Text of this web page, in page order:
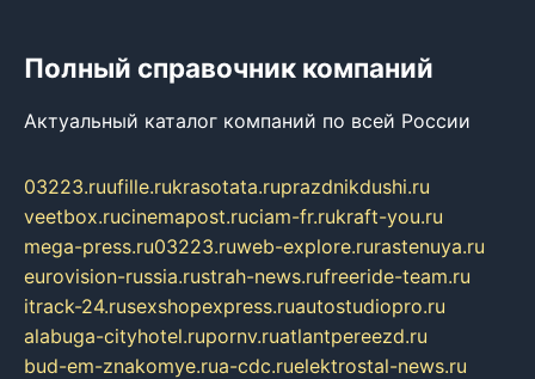
Полный справочник компаний
Актуальный каталог компаний по всей России
03223.ruufille.rukrasotata.ruprazdnikdushi.ru
veetbox.rucinemapost.ruciam-fr.rukraft-you.ru
mega-press.ru03223.ruweb-explore.rurastenuya.ru
eurovision-russia.rustrah-news.rufreeride-team.ru
itrack-24.rusexshopexpress.ruautostudiopro.ru
alabuga-cityhotel.rupornv.ruatlantpereezd.ru
bud-em-znakomye.rua-cdc.ruelektrostal-news.ru